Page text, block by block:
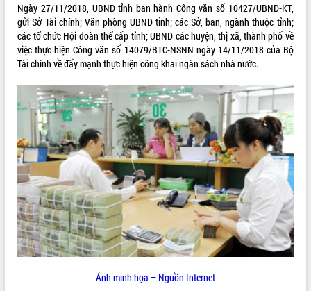
SỞ, BAN, NGÀNH
UBND CÁC XÃ, PHƯỜNG
HỆ THỐNG VĂN BẢN
VĂN BẢN HĐND TỈNH
ĐIỂM TIN VĂN BẢN
QUY HOẠCH - KẾ HOẠCH
Ngày 27/11/2018, UBND tỉnh ban hành Công văn số 10427/UBND-KT,
gửi Sở Tài chính; Văn phòng UBND tỉnh; các Sở, ban, ngành thuộc tỉnh;
các tổ chức Hội đoàn thể cấp tỉnh; UBND các huyện, thị xã, thành phố về
việc thực hiện Công văn số 14079/BTC-NSNN ngày 14/11/2018 của Bộ
Tài chính về đẩy mạnh thực hiện công khai ngân sách nhà nước.
Ảnh minh họa – Nguồn Internet